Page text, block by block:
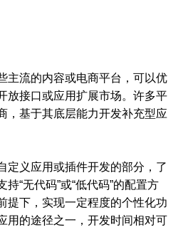
主流的内容或电商平台，可以优
放接口或应用扩展市场。许多平
，基于其底层能力开发补充型应
定义应用或插件开发的部分，了
“无代码”或“低代码”的配置方
提下，实现一定程度的个性化功
用的途径之一，开发时间相对可